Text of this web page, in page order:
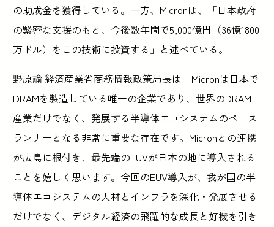
の助成金を獲得している。一方、Micronは、「日本政府
の緊密な支援のもと、今後数年間で5,000億円（36億1800
万ドル）をこの技術に投資する」と述べている。
野原諭 経済産業省商務情報政策局長は「Micronは日本で
DRAMを製造している唯一の企業であり、世界のDRAM
産業だけでなく、発展する半導体エコシステムのペース
ランナーとなる非常に重要な存在です。Micronとの連携
が広島に根付き、最先端のEUVが日本の地に導入される
ことを嬉しく思います。今回のEUV導入が、我が国の半
導体エコシステムの人材とインフラを深化・発展させる
だけでなく、デジタル経済の飛躍的な成長と好機を引き